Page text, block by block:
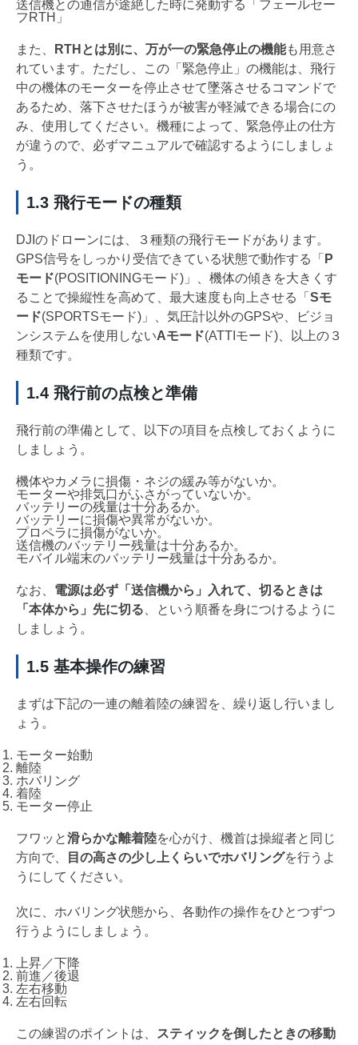
送信機との通信が途絶した時に発動する「フェールセー
フRTH」
また、 RTHとは別に、万が一の緊急停止の機能も用意さ
れています。ただし、この「緊急停止」の機能は、飛行
中の機体のモーターを停止させて墜落させるコマンドで
あるため、落下させたほうが被害が軽減できる場合にの
み、使用してください。機種によって、緊急停止の仕方
が違うので、必ずマニュアルで確認するようにしましょ
う。
1.3 飛行モードの種類
DJIのドローンには、３種類の飛行モードがあります。
GPS信号をしっかり受信できている状態で動作する「 P
モード(POSITIONINGモード)」、機体の傾きを大きくす
ることで操縦性を高めて、最大速度も向上させる「 Sモ
ード(SPORTSモード)」、気圧計以外のGPSや、ビジョ
ンシステムを使用しないAモード(ATTIモード)、以上の３
種類です。
1.4 飛行前の点検と準備
飛行前の準備として、以下の項目を点検しておくように
しましょう。
機体やカメラに損傷・ネジの緩み等がないか。
モーターや排気口がふさがっていないか。
バッテリーの残量は十分あるか。
バッテリーに損傷や異常がないか。
プロペラに損傷がないか。
送信機のバッテリー残量は十分あるか。
モバイル端末のバッテリー残量は十分あるか。
なお、 電源は必ず「送信機から」入れて、切るときは
「本体から」先に切る 、という順番を身につけるように
しましょう。
1.5 基本操作の練習
まずは下記の一連の離着陸の練習を、繰り返し行いまし
ょう。
モーター始動
離陸
ホバリング
着陸
モーター停止
フワッと滑らかな離着陸を心がけ、機首は操縦者と同じ
方向で、
目の高さの少し上くらいでホバリングを行うよ
うにしてください。
次に、ホバリング状態から、各動作の操作をひとつずつ
行うようにしましょう。
上昇／下降
前進／後退
左右移動
左右回転
この練習のポイントは、
スティックを倒したときの移動